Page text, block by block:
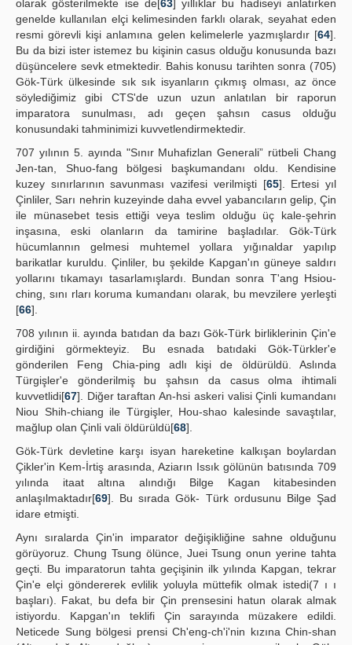
olarak gösterilmekte ise de[63] yıllıklar bu hadiseyi anlatırken
genelde kullanılan elçi kelimesinden farklı olarak, seyahat eden
resmi görevli kişi anlamına gelen kelimelerle yazmışlardır [64].
Bu da bizi ister istemez bu kişinin casus olduğu konusunda bazı
düşüncelere sevk etmektedir. Bahis konusu tarihten sonra (705)
Gök-Türk ülkesinde sık sık isyanların çıkmış olması, az önce
söylediğimiz gibi CTS'de uzun uzun anlatılan bir raporun
imparatora sunulması, adı geçen şahsın casus olduğu
konusundaki tahminimizi kuvvetlendirmektedir.
707 yılının 5. ayında "Sınır Muhafizlan Generali” rütbeli Chang
Jen-tan, Shuo-fang bölgesi başkumandanı oldu. Kendisine
kuzey sınırlarının savunması vazifesi verilmişti [65]. Ertesi yıl
Çinliler, Sarı nehrin kuzeyinde daha evvel yabancıların gelip, Çin
ile münasebet tesis ettiği veya teslim olduğu üç kale-şehrin
inşasına, eski olanların da tamirine başladılar. Gök-Türk
hücumlannın gelmesi muhtemel yollara yığınaldar yapılıp
barikatlar kuruldu. Çinliler, bu şekilde Kapgan'ın güneye saldırı
yollarını tıkamayı tasarlamışlardı. Bundan sonra T'ang Hsiou-
ching, sını rları koruma kumandanı olarak, bu mevzilere yerleşti
[66].
708 yılının ii. ayında batıdan da bazı Gök-Türk birliklerinin Çin'e
girdiğini görmekteyiz. Bu esnada batıdaki Gök-Türkler'e
gönderilen Feng Chia-ping adlı kişi de öldürüldü. Aslında
Türgişler'e gönderilmiş bu şahsın da casus olma ihtimali
kuvvetlidi[67]. Diğer taraftan An-hsi askeri valisi Çinli kumandanı
Niou Shih-chiang ile Türgişler, Hou-shao kalesinde savaştılar,
mağlup olan Çinli vali öldürüldü[68].
Gök-Türk devletine karşı isyan hareketine kalkışan boylardan
Çikler'in Kem-İrtiş arasında, Aziarın Issık gölünün batısında 709
yılında itaat altına alındığı Bilge Kagan kitabesinden
anlaşılmaktadır[69]. Bu sırada Gök- Türk ordusunu Bilge Şad
idare etmişti.
Aynı sıralarda Çin'in imparator değişikliğine sahne olduğunu
görüyoruz. Chung Tsung ölünce, Juei Tsung onun yerine tahta
geçti. Bu imparatorun tahta geçişinin ilk yılında Kapgan, tekrar
Çin'e elçi göndererek evlilik yoluyla müttefik olmak istedi(7 ı ı
başları). Fakat, bu defa bir Çin prensesini hatun olarak almak
istiyordu. Kapgan'ın teklifi Çin sarayında müzakere edildi.
Neticede Sung bölgesi prensi Ch'eng-ch'i'nin kızına Chin-shan